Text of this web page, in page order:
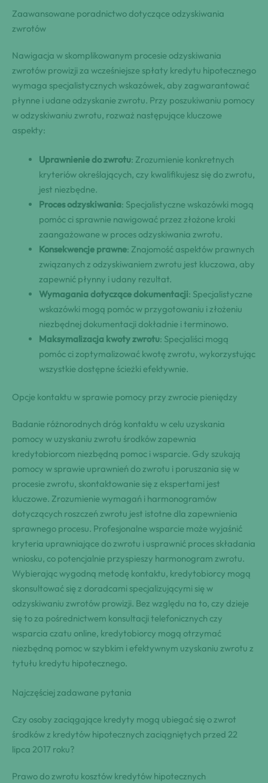
Zaawansowane poradnictwo dotyczące odzyskiwania
zwrotów
Nawigacja w skomplikowanym procesie odzyskiwania
zwrotów prowizji za wcześniejsze spłaty kredytu hipotecznego
wymaga specjalistycznych wskazówek, aby zagwarantować
płynne i udane odzyskanie zwrotu. Przy poszukiwaniu pomocy
w odzyskiwaniu zwrotu, rozważ następujące kluczowe
aspekty:
Uprawnienie do zwrotu: Zrozumienie konkretnych
kryteriów określających, czy kwalifikujesz się do zwrotu,
jest niezbędne.
Proces odzyskiwania: Specjalistyczne wskazówki mogą
pomóc ci sprawnie nawigować przez złożone kroki
zaangażowane w proces odzyskiwania zwrotu.
Konsekwencje prawne: Znajomość aspektów prawnych
związanych z odzyskiwaniem zwrotu jest kluczowa, aby
zapewnić płynny i udany rezultat.
Wymagania dotyczące dokumentacji: Specjalistyczne
wskazówki mogą pomóc w przygotowaniu i złożeniu
niezbędnej dokumentacji dokładnie i terminowo.
Maksymalizacja kwoty zwrotu: Specjaliści mogą
pomóc ci zoptymalizować kwotę zwrotu, wykorzystując
wszystkie dostępne ścieżki efektywnie.
Opcje kontaktu w sprawie pomocy przy zwrocie pieniędzy
Badanie różnorodnych dróg kontaktu w celu uzyskania
pomocy w uzyskaniu zwrotu środków zapewnia
kredytobiorcom niezbędną pomoc i wsparcie. Gdy szukają
pomocy w sprawie uprawnień do zwrotu i poruszania się w
procesie zwrotu, skontaktowanie się z ekspertami jest
kluczowe. Zrozumienie wymagań i harmonogramów
dotyczących roszczeń zwrotu jest istotne dla zapewnienia
sprawnego procesu. Profesjonalne wsparcie może wyjaśnić
kryteria uprawniające do zwrotu i usprawnić proces składania
wniosku, co potencjalnie przyspieszy harmonogram zwrotu.
Wybierając wygodną metodę kontaktu, kredytobiorcy mogą
skonsultować się z doradcami specjalizującymi się w
odzyskiwaniu zwrotów prowizji. Bez względu na to, czy dzieje
się to za pośrednictwem konsultacji telefonicznych czy
wsparcia czatu online, kredytobiorcy mogą otrzymać
niezbędną pomoc w szybkim i efektywnym uzyskaniu zwrotu z
tytułu kredytu hipotecznego.
Najczęściej zadawane pytania
Czy osoby zaciągające kredyty mogą ubiegać się o zwrot
środków z kredytów hipotecznych zaciągniętych przed 22
lipca 2017 roku?
Prawo do zwrotu kosztów kredytów hipotecznych